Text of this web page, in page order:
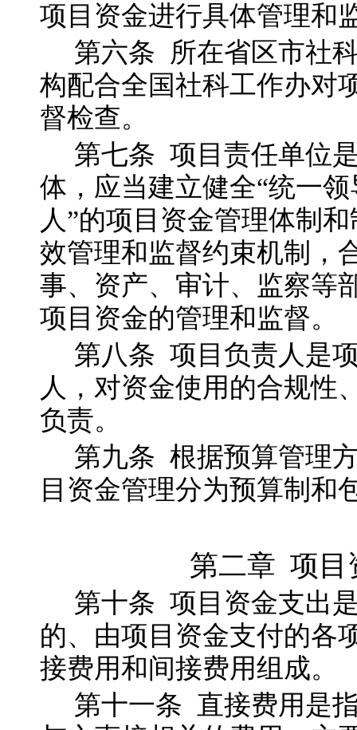
项目资金进行具体管理和
第六条
所在省区市社
构配合全国社科工作办对
督检查。
第七条 项目责任单位
体，应当建立健全“统一领
人”的项目资金管理体制和
效管理和监督约束机制，
事、资产、审计、监察等
项目资金的管理和监督。
第八条 项目负责人是
人，对资金使用的合规性
负责。
第九条 根据预算管理
目资金管理分为预算制和
第二章 项目
第十条 项目资金支出
的、由项目资金支付的各
接费用和间接费用组成。
第十一条 直接费用是